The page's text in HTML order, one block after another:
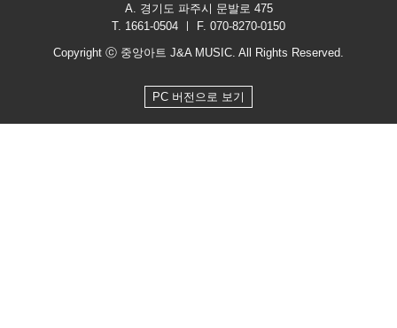
A. 경기도 파주시 문발로 475
T. 1661-0504 ㅣ F. 070-8270-0150
Copyright ⓒ 중앙아트 J&A MUSIC. All Rights Reserved.
PC 버전으로 보기